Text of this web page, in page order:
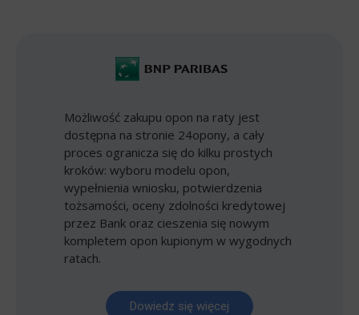
Możliwość zakupu opon na raty jest
dostępna na stronie 24opony, a cały
proces ogranicza się do kilku prostych
kroków: wyboru modelu opon,
wypełnienia wniosku, potwierdzenia
tożsamości, oceny zdolności kredytowej
przez Bank oraz cieszenia się nowym
kompletem opon kupionym w wygodnych
ratach.
Dowiedz się więcej